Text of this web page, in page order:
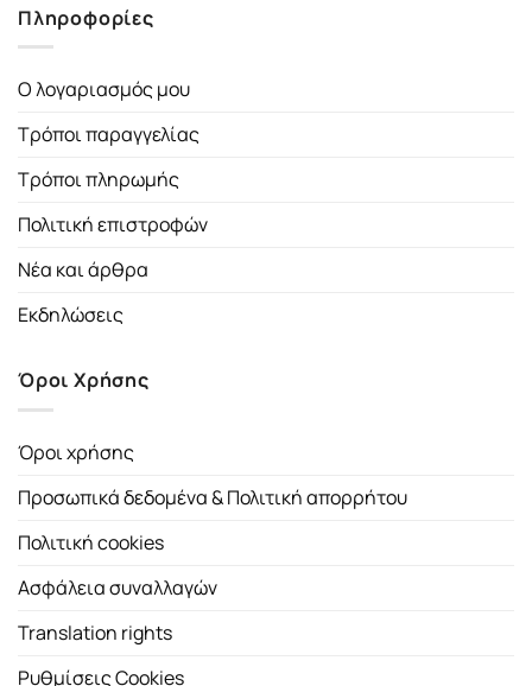
Πληροφορίες
Ο λογαριασμός μου
Τρόποι παραγγελίας
Τρόποι πληρωμής
Πολιτική επιστροφών
Νέα και άρθρα
Εκδηλώσεις
Όροι Χρήσης
Όροι χρήσης
Προσωπικά δεδομένα & Πολιτική απορρήτου
Πολιτική cookies
Ασφάλεια συναλλαγών
Translation rights
Ρυθμίσεις Cookies